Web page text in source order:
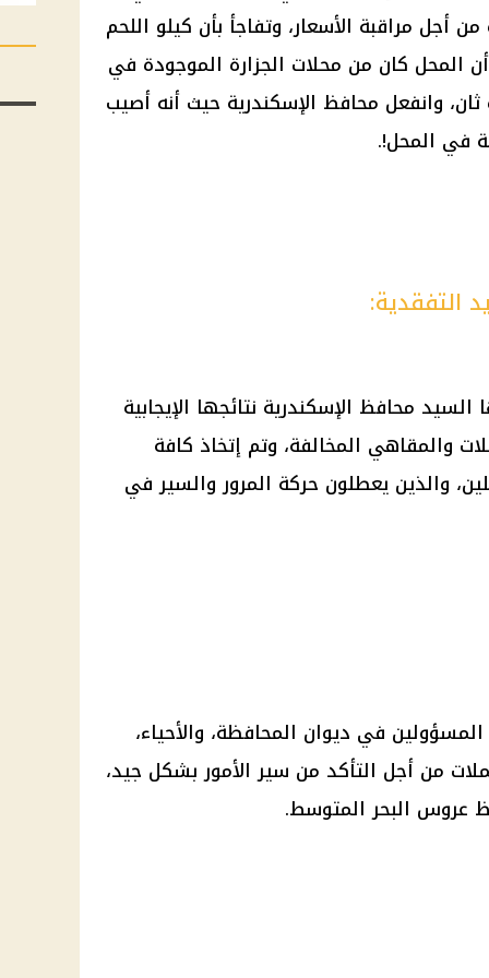
أجل مراقبة الأسعار، وتفاجأ بأن كيلو اللحم
جنيه، ويذكر أن المحل كان من محلات الجزارة الموجودة في
ثان، وانفعل محافظ الإسكندرية حيث أنه أصيب
في المحل!.
التفقدية:
السيد محافظ الإسكندرية نتائجها الإيجابية
والمقاهي المخالفة، وتم إتخاذ كافة
والذين يعطلون حركة المرور والسير في
في ديوان المحافظة، والأحياء،
من أجل التأكد من سير الأمور بشكل جيد،
عروس البحر المتوسط.